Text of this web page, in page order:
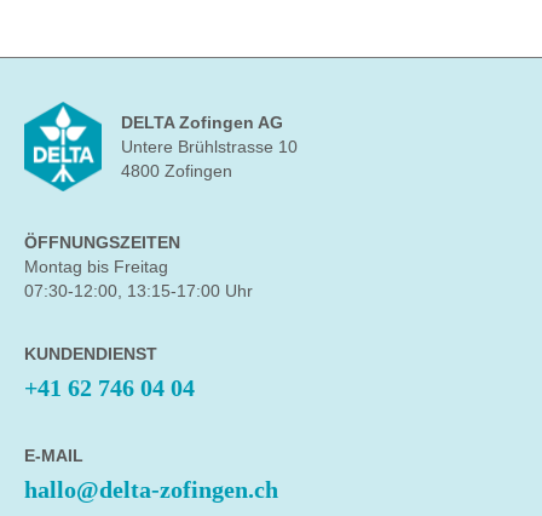
DELTA Zofingen AG
Untere Brühlstrasse 10
4800 Zofingen
ÖFFNUNGSZEITEN
Montag bis Freitag
07:30-12:00, 13:15-17:00 Uhr
KUNDENDIENST
+41 62 746 04 04
E-MAIL
hallo@delta-zofingen.ch